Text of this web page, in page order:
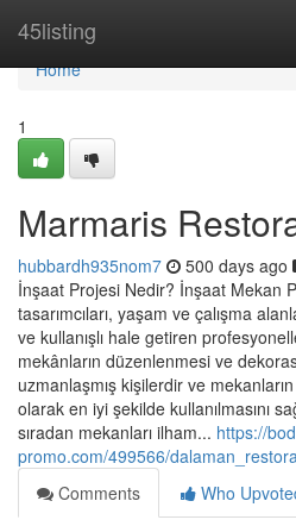
45listing
Home
Home
1
Marmaris
hubbardh935nom7 500 days ago
İnşaat Projesi Nedir? İnşaat Mekan
tasarımcıları, yaşam ve çalışma
ve kullanışlı hale getiren
mekânların düzenlenmesi ve
uzmanlaşmış kişilerdir ve
olarak en iyi şekilde kullanılmasını
sıradan mekanları ilham... https://
promo.com/499566/
Comments
Who